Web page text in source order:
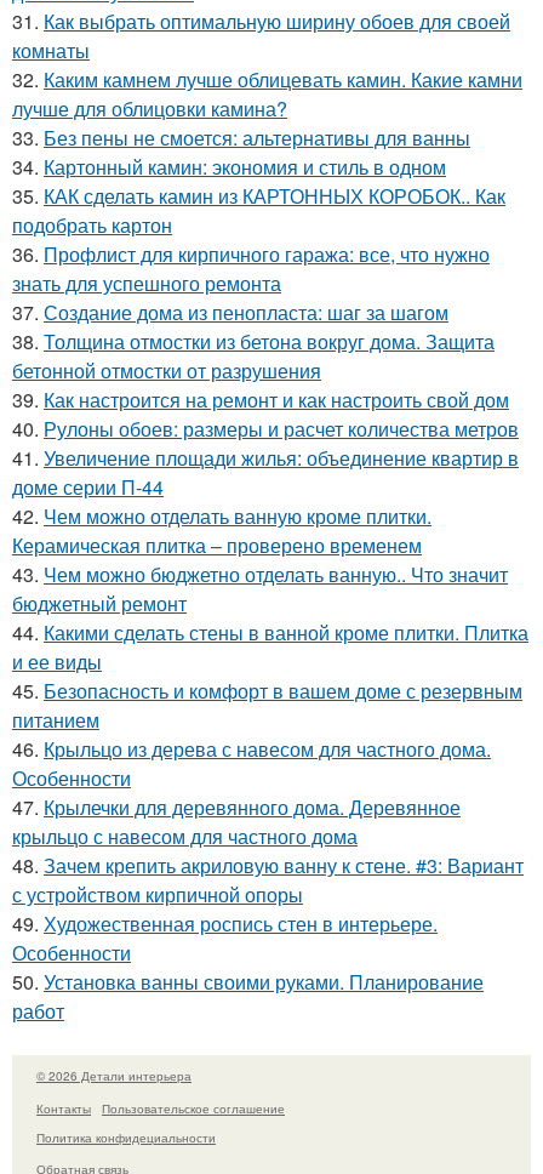
31. Как выбрать оптимальную ширину обоев для своей
комнаты
32. Каким камнем лучше облицевать камин. Какие камни
лучше для облицовки камина?
33. Без пены не смоется: альтернативы для ванны
34. Картонный камин: экономия и стиль в одном
35. КАК сделать камин из КАРТОННЫХ КОРОБОК.. Как
подобрать картон
36. Профлист для кирпичного гаража: все, что нужно
знать для успешного ремонта
37. Создание дома из пенопласта: шаг за шагом
38. Толщина отмостки из бетона вокруг дома. Защита
бетонной отмостки от разрушения
39. Как настроится на ремонт и как настроить свой дом
40. Рулоны обоев: размеры и расчет количества метров
41. Увеличение площади жилья: объединение квартир в
доме серии П-44
42. Чем можно отделать ванную кроме плитки.
Керамическая плитка – проверено временем
43. Чем можно бюджетно отделать ванную.. Что значит
бюджетный ремонт
44. Какими сделать стены в ванной кроме плитки. Плитка
и ее виды
45. Безопасность и комфорт в вашем доме с резервным
питанием
46. Крыльцо из дерева с навесом для частного дома.
Особенности
47. Крылечки для деревянного дома. Деревянное
крыльцо с навесом для частного дома
48. Зачем крепить акриловую ванну к стене. #3: Вариант
с устройством кирпичной опоры
49. Художественная роспись стен в интерьере.
Особенности
50. Установка ванны своими руками. Планирование
работ
© 2026 Детали интерьера
Контакты
Пользовательское соглашение
Политика конфидециальности
Обратная связь